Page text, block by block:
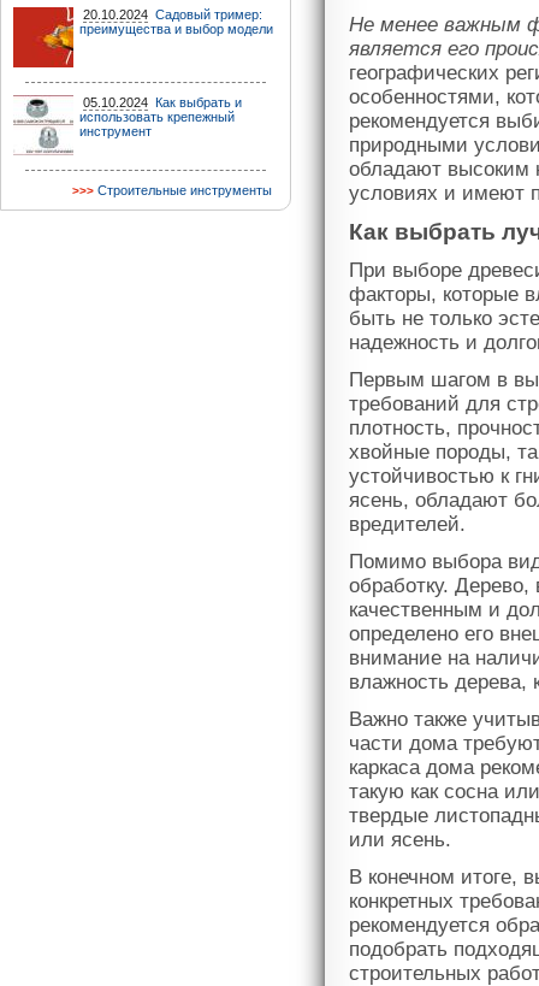
20.10.2024 Садовый тример:
преимущества и выбор модели
05.10.2024 Как выбрать и
использовать крепежный
инструмент
Строительные инструменты
Не менее важным
является его
географических
особенностями,
рекомендуется
природными
обладают высоким
условиях и имеют
Как выбрать
При выборе
факторы, которые
быть не только
надежность и
Первым шагом в
требований для
плотность,
хвойные породы,
устойчивостью к
ясень, обладают
вредителей.
Помимо выбора
обработку.
качественным и
определено его
внимание на
влажность дерева,
Важно также
части дома
каркаса дома
такую как сосна
твердые
или ясень.
В конечном итоге,
конкретных
рекомендуется
подобрать
строительных